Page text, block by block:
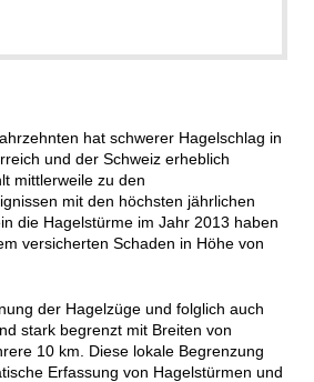
hat schwerer Hagelschlag in
und der Schweiz erheblich
mittlerweile zu den
mit den höchsten jährlichen
die Hagelstürme im Jahr 2013 haben
versicherten Schaden in Höhe von
der Hagelzüge und folglich auch
stark begrenzt mit Breiten von
10 km. Diese lokale Begrenzung
Erfassung von Hagelstürmen und